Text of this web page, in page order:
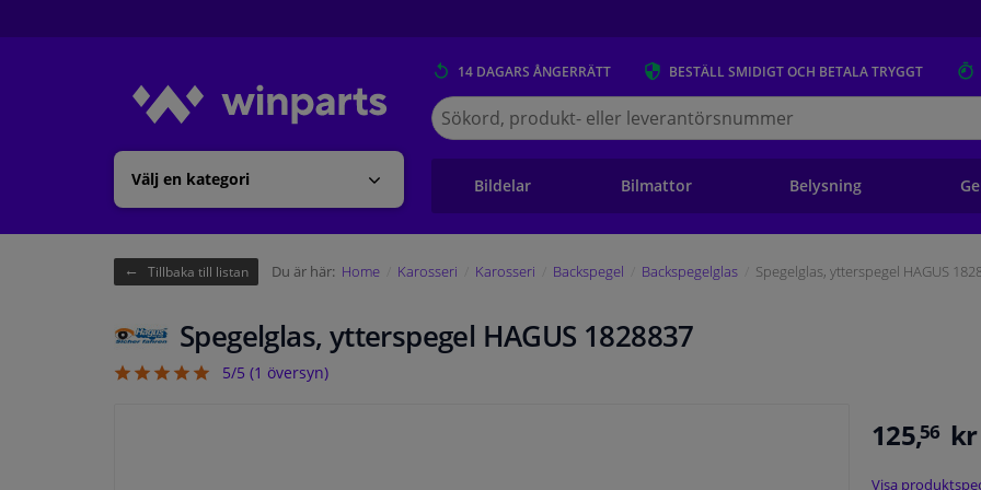
Välj en kategori
14 DAGARS ÅNGERRÄTT BESTÄLL SMIDIGT OCH BETALA TRYGGT
Sök
på
Winparts.se
Bildelar Bilmattor Belysning
Tillbaka till listan Du är här: Home Karosseri Karosseri Backspegel Backspegelglas Spegelglas, ytterspegel HAGUS
Spegelglas, ytterspegel HAGUS 1828837
5/5 (1 översyn)
125,56 kr
Visa